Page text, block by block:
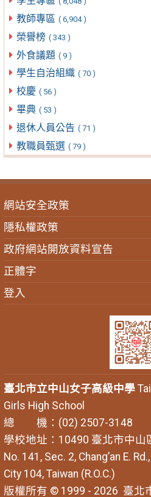
教師專區 ( 6,904 )
榮譽榜 ( 343 )
外食議題 ( 9 )
學生自治組織 ( 70 )
校慶 ( 56 )
畢典 ( 53 )
退休人員公告 ( 71 )
教職員甄選 ( 79 )
網站安全政策
隱私權政策
政府網站開放資料宣告
正體字
登入
臺北市立中山女子高級中學
Girls High School
總 機：(02) 2507-3148
學校地址：10490 臺北市中山
No. 141, Sec. 2, Chang’an E.
City 104, Taiwan (R.O.C.)
版權所有 © 1999 - 2026 臺北